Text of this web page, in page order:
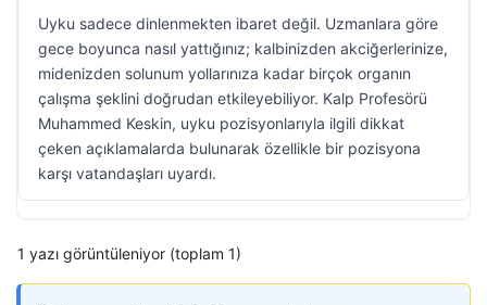
Uyku sadece dinlenmekten ibaret değil. Uzmanlara göre
gece boyunca nasıl yattığınız; kalbinizden akciğerlerinize,
midenizden solunum yollarınıza kadar birçok organın
çalışma şeklini doğrudan etkileyebiliyor. Kalp Profesörü
Muhammed Keskin, uyku pozisyonlarıyla ilgili dikkat
çeken açıklamalarda bulunarak özellikle bir pozisyona
karşı vatandaşları uyardı.
1 yazı görüntüleniyor (toplam 1)